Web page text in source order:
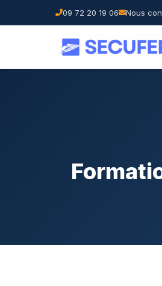
09 72 20 19 06 Nous